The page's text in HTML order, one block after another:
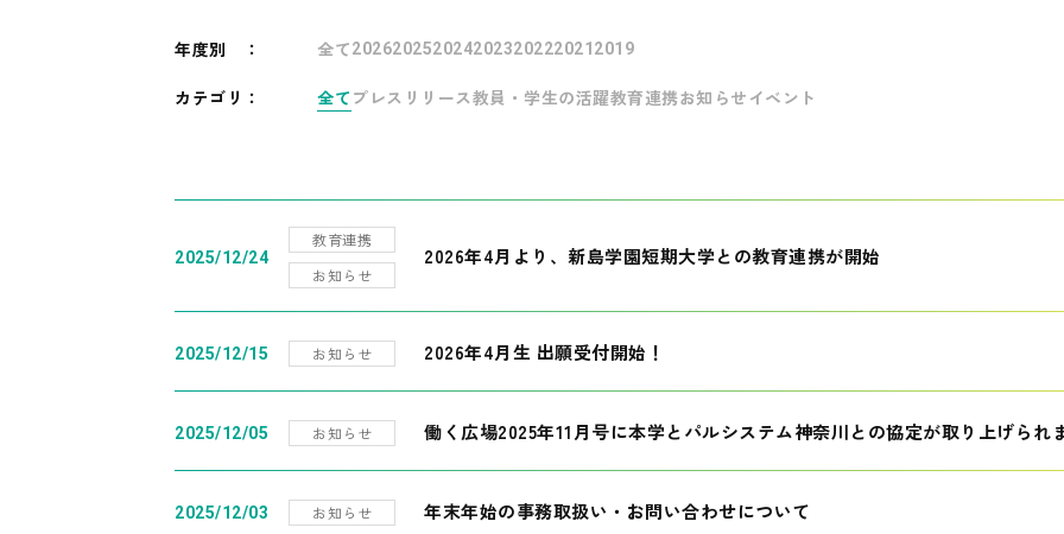
年度別 ： 全て202620252024202320222021 2019
カテゴリ： 全て プレスリリース教員・学生の活躍教育連携お知らせ イベント
2025/12/24
教育連携
お知らせ
2026年4月より、新島学園短期大学との教育連携が開始
2025/12/15 お知らせ 2026年4月生 出願受付開始！
2025/12/05 お知らせ 働く広場2025年11月号に本学とパルシステム神奈川との協定が取り上げられ
2025/12/03 お知らせ 年末年始の事務取扱い・お問い合わせについて